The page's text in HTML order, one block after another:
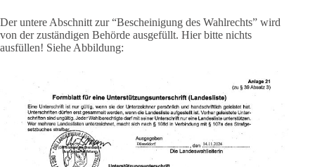
Der untere Abschnitt zur “Bescheinigung des Wahlrechts” wird
von der zuständigen Behörde ausgefüllt. Hier bitte nichts
ausfüllen! Siehe Abbildung: